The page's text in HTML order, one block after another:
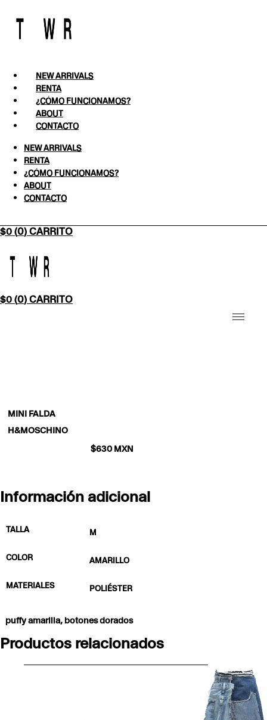
contenido
NEW ARRIVALS
RENTA
¿CÓMO FUNCIONAMOS?
ABOUT
CONTACTO
NEW ARRIVALS
RENTA
¿CÓMO FUNCIONAMOS?
ABOUT
CONTACTO
$0 0 CARRITO
$0 0 CARRITO
MINI FALDA
H&MOSCHINO
$630MXN
Información adicional
TALLA M
COLOR AMARILLO
MATERIALES POLIÉSTER
puffy amarilla, botones dorados
Productos relacionados